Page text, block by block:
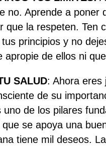
no. Aprende a poner
que la respeten. Ten
principios y no
apropie de ellos ni
SALUD: Ahora eres
de su
uno de los pilares
se apoya una
tiene mil deseos.